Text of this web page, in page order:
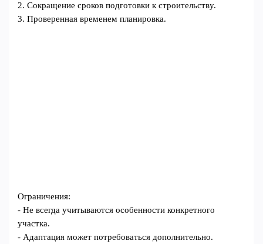
2. Сокращение сроков подготовки к строительству.
3. Проверенная временем планировка.
Ограничения:
- Не всегда учитываются особенности конкретного
участка.
- Адаптация может потребоваться дополнительно.